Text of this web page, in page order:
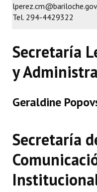
Tel. 294-4429322
Secretaría
y
Geraldine
Secretaría